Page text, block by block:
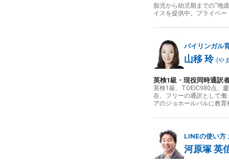
胎児から幼児期までの“地
イスを提供中。プライベ
バイリンガル
山移 玲 (や
英検1級・現役同時通訳
英検1級、TOEIC980点、
在。フリーの通訳として
アのジョホールバルに教育
LINEの使い方
河原塚 英